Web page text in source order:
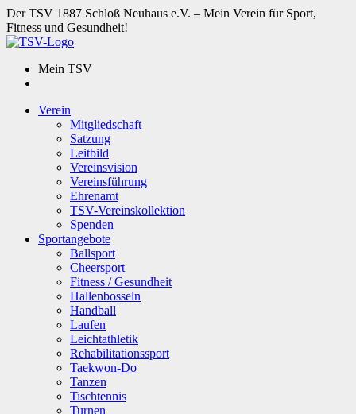
Der TSV 1887 Schloß Neuhaus e.V. – Mein Verein für Sport,
Fitness und Gesundheit!
Mein TSV
Verein
Mitgliedschaft
Satzung
Leitbild
Vereinsvision
Vereinsführung
Ehrenamt
TSV-Vereinskollektion
Spenden
Sportangebote
Ballsport
Cheersport
Fitness / Gesundheit
Hallenbosseln
Handball
Laufen
Leichtathletik
Rehabilitationssport
Taekwon-Do
Tanzen
Tischtennis
Turnen